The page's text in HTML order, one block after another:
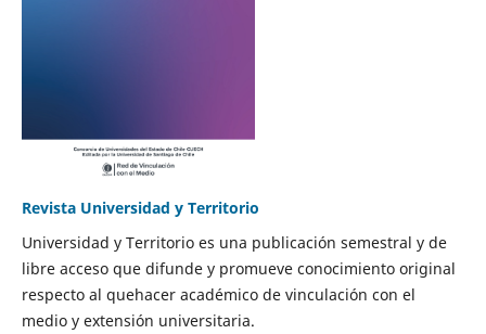
Revista Universidad y Territorio
Universidad y Territorio es una publicación semestral y de
libre acceso que difunde y promueve conocimiento original
respecto al quehacer académico de vinculación con el
medio y extensión universitaria.